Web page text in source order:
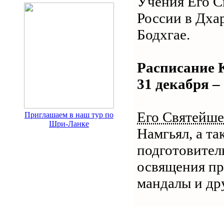
Приглашаем в наш тур по
Шри-Ланке
России в
Бодхгае.
Расписание
31 декабря
Его
Намгьял, а
освящения
мандалы и